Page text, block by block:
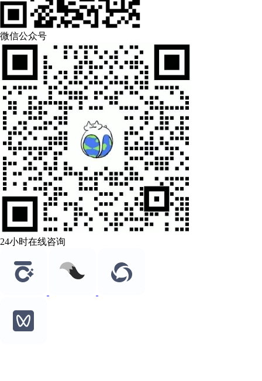
微信公众号
24小时在线咨询